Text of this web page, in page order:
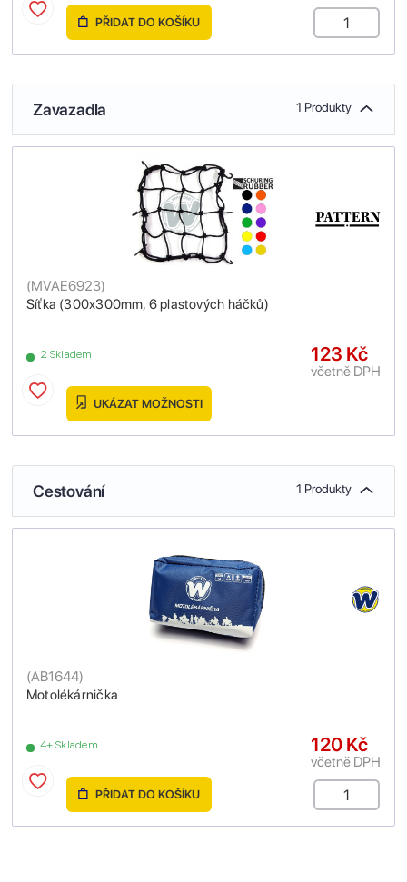
PŘIDAT DO KOŠÍKU
Zavazadla 1 Produkty
Síťka (300x300mm, 6 plastových háčků)
(MVAE6923)
2 Skladem 123 Kč
včetně DPH
UKÁZAT MOŽNOSTI
Cestování 1 Produkty
Motolékárnička
(AB1644)
4+ Skladem 120 Kč
včetně DPH
PŘIDAT DO KOŠÍKU